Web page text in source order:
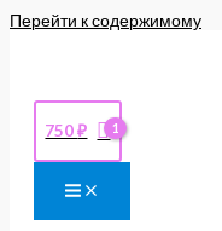
Перейти к содержимому
750₽